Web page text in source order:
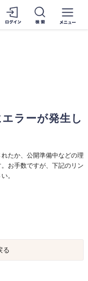
ラーが発生し
たか、公開準備中などの理
お手数ですが、下記のリン
。
る